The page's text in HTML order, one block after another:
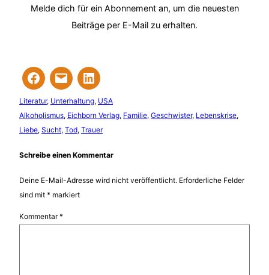
Melde dich für ein Abonnement an, um die neuesten
Beiträge per E-Mail zu erhalten.
Literatur, Unterhaltung, USA
Alkoholismus, Eichborn Verlag, Familie, Geschwister, Lebenskrise
Liebe, Sucht, Tod, Trauer
Schreibe einen Kommentar
Deine E-Mail-Adresse wird nicht veröffentlicht. Erforderliche Felder
sind mit * markiert
Kommentar*